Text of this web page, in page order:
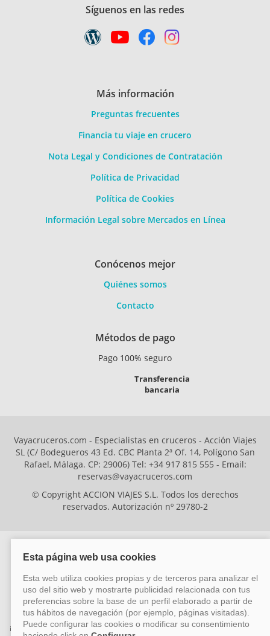
Síguenos en las redes
Más información
Preguntas frecuentes
Financia tu viaje en crucero
Nota Legal y Condiciones de Contratación
Política de Privacidad
Política de Cookies
Información Legal sobre Mercados en Línea
Conócenos mejor
Quiénes somos
Contacto
Métodos de pago
Pago 100% seguro
Transferencia
bancaria
Vayacruceros.com - Especialistas en cruceros - Acción Viajes
SL (C/ Bodegueros 43 Ed. CBC Planta 2ª Of. 14, Polígono San
Rafael, Málaga. CP: 29006) Tel: +34 917 815 555 - Email:
reservas@vayacruceros.com
© Copyright ACCION VIAJES S.L. Todos los derechos
reservados. Autorización nº 29780-2
ACCION VIAJES SL ha sido beneficiaria del Fondo Europeo de Desarrollo
Regional (FEDER), cuyo objetivo es mejorar la competitividad de las pymes
mediante el impulso de la innovación, el desarrollo tecnológico, la
investigación de calidad y el uso seguro y fiable del ciberespacio. Gracias a